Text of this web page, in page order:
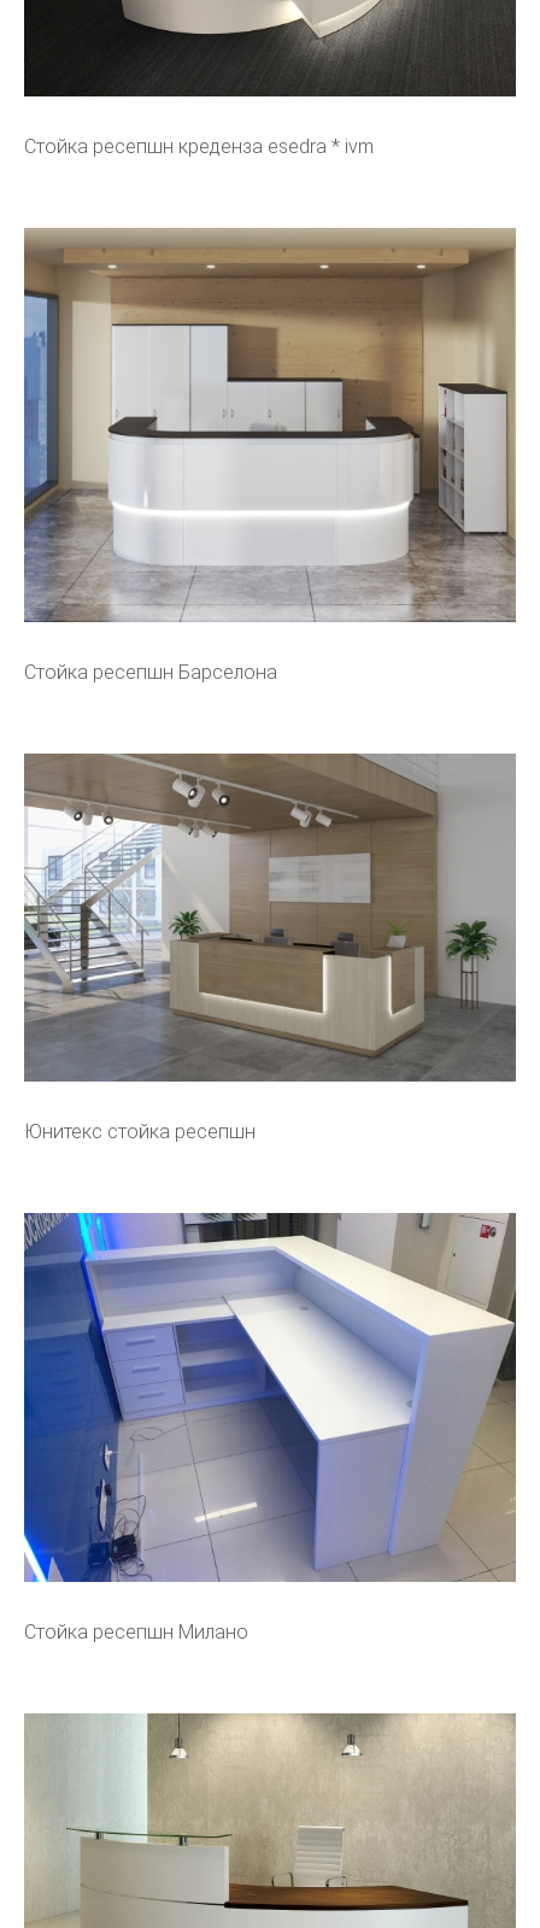
Стойка ресепшн креденза esedra * ivm
Стойка ресепшн Барселона
Юнитекс стойка ресепшн
Стойка ресепшн Милано